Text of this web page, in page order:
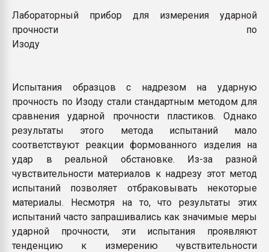
Лабораторный прибор для измерения ударной
прочности по
Изоду
Испытания образцов с надрезом на ударную
прочность по Изоду стали стандартным методом для
сравнения ударной прочности пластиков. Однако
результаты этого метода испытаний мало
соответствуют реакции формованного изделия на
удар в реальной обстановке. Из-за разной
чувствительности материалов к надрезу этот метод
испытаний позволяет отбраковывать некоторые
материалы. Несмотря на то, что результаты этих
испытаний часто запрашивались как значимые меры
ударной прочности, эти испытания проявляют
тенденцию к измерению чувствительности